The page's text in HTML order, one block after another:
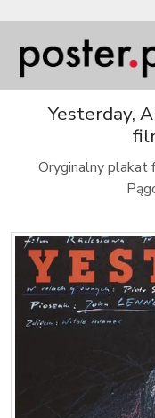
Yesterday,
Oryginalny plakat